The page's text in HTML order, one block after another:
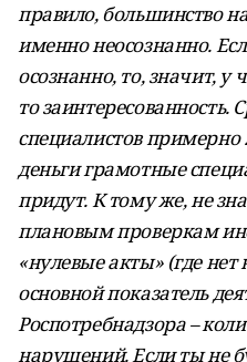
правило, большинство
именно неосознанно.
осознанно, то, значит, у
то заинтересованность.
специалистов примерно
деньги грамотные
придут. К тому же, не
плановым проверкам
«нулевые акты» (где
основной показатель
Роспотребнадзора –
нарушений. Если ты не